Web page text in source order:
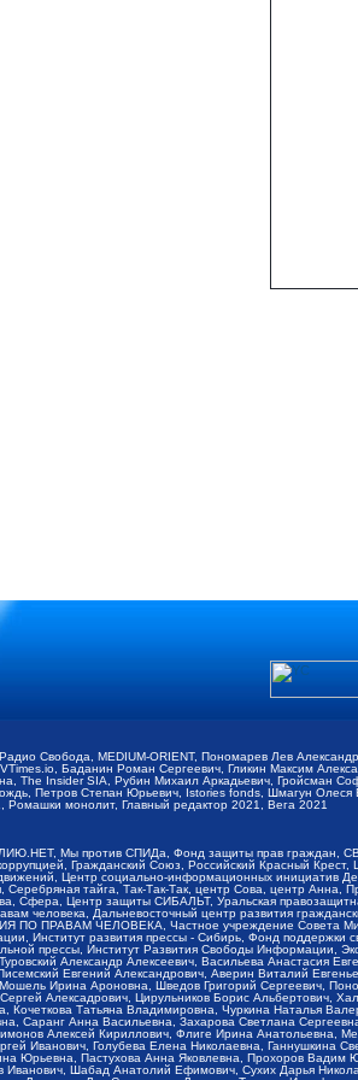
Свобода, MEDIUM-ORIENT, Пономарев Лев
Баданин Роман Сергеевич, Гликин Максим
The Insider SIA, Рубин Михаил Аркадьевич, Гройсман
Петров Степан Юрьевич, Istories fonds, Шмагун Олеся
монолит, Главный редактор 2021, Вега 2021
Мы против СПИДа, Фонд защиты прав граждан,
Гражданский Союз, Российский Красный
Центр социально-информационных инициатив
тайга, Так-Так-Так, центр Сова, центр Анна,
Сфера, Центр защиты СИБАЛЬТ, Уральская
человека, Дальневосточный центр развития
ПО ПРАВАМ ЧЕЛОВЕКА, Частное учреждение Совета
Институт развития прессы - Сибирь, Фонд поддержки
прессы, Институт Развития Свободы Информации,
Александр Алексеевич, Васильева Анастасия
Евгений Александрович, Аверин Виталий
Ирина Ароновна, Шведов Григорий Сергеевич,
Алексадрович, Цирульников Борис Альбертович,
Татьяна Владимировна, Чуркина Наталья
Саранг Анна Васильевна, Захарова Светлана
Алексей Кириллович, Флиге Ирина Анатольевна,
Иванович, Голубева Елена Николаевна, Ганнушкина
Юрьевна, Пастухова Анна Яковлевна, Прохоров Вадим
Шабад Анатолий Ефимович, Сухих Дарья